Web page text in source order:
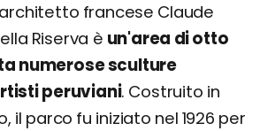
francese Claude
Riserva è un'area di otto
numerose sculture
peruviani. Costruito in
il parco fu iniziato nel 1926 per